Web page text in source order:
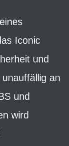
Iconic
und
an
und
wird